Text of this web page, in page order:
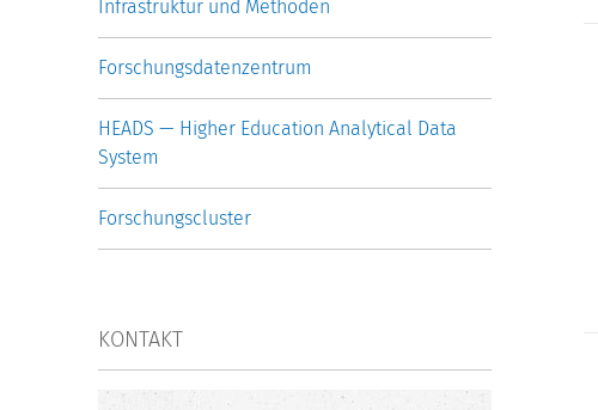
Infrastruktur und Methoden
Forschungsdatenzentrum
HEADS — Higher Education Analytical Data
System
Forschungscluster
KONTAKT